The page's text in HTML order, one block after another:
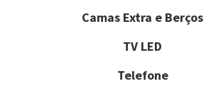
Camas Extra e Berços
TV LED
Telefone